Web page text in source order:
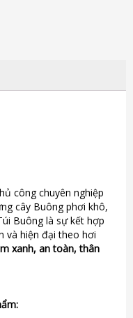
công chuyên nghiệp
cây Buông phơi khô,
Buông là sự kết hợp
và hiện đại theo hơi
xanh, an toàn, thân